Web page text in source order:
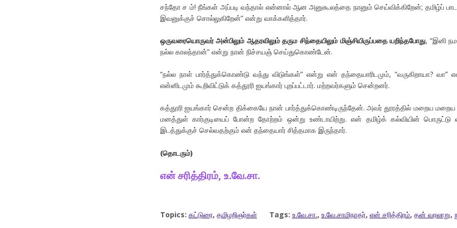
சந்தோ ச ம்! நீங்கள் அப்படி வந்தால் என்னால் ஆன அனுகூலத்தை நானும் செய்விக்கிறேன்; தமிழ்ப்
இவனுக்குச் சொல்லுகிறேன்” என்று வாக்களித்தார்.
ஒருவரையொருவர் அன்பிலும் ஆதரவிலும் தரும சிந்தையிலும் மிஞ்சியிருப்பதை யறிந்தபோது, “இனி
நல்ல காலந்தான்” என்று நான் நிச்சயஞ் செய்துகொண்டேன்.
“நல்ல நாள் பார்த்துக்கொண்டு வந்து விடுங்கள்” என்று என் தந்தையாரிடமும், “வருகிறாயா? வா”
என்னிடமும் கூறிவிட்டுக் கத்தூரி ஐயங்கார் புறப்பட்டார். மற்றவர்களும் சென்றனர்.
கத்தூரி ஐயங்கார் சென்ற திக்கையே நான் பார்த்துக்கொண்டிருந்தேன். அவர் தூரத்தில் மறைய
மனத்துள் கார்குடியைப் போன்ற தோற்றம் ஒன்று உண்டாயிற்று. என் தமிழ்க் கல்வியின் பொருட்டு
இடத்துக்குச் செல்வதற்கும் என் தந்தையார் சித்தமாக இருந்தார்.
(தொடரும்)
என்சரித்திரம், உ.வே.சா.
Topics: கட்டுரை, தமிழறிஞர்கள் Tags: உ.வே.சா., உ.வே.சாமிநாதர், என் சரித்திரம், தன் வரலாறு,